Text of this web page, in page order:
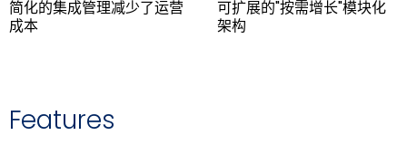
简化的集成管理减少了运营
成本
可扩展的"按需增长"模块化
架构
Features